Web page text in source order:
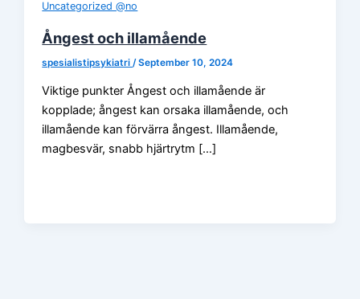
Uncategorized @no
Ångest och illamående
spesialistipsykiatri/September 10, 2024
Viktige punkter Ångest och illamående är
kopplade; ångest kan orsaka illamående, och
illamående kan förvärra ångest. Illamående,
magbesvär, snabb hjärtrytm […]